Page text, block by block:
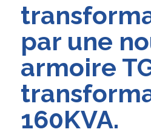
par une
armoire
160KVA.